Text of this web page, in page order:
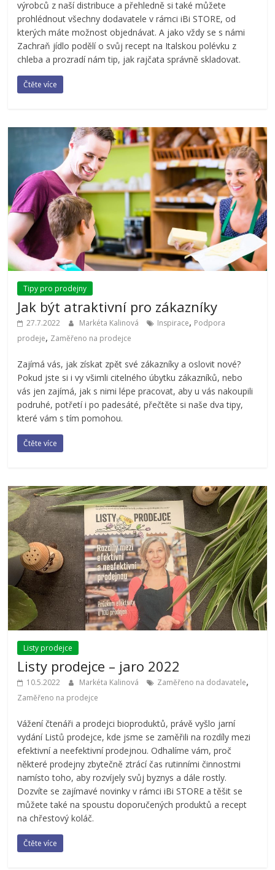
výrobců z naší distribuce a přehledně si také můžete
prohlédnout všechny dodavatele v rámci iBi STORE, od
kterých máte možnost objednávat. A jako vždy se s námi
Zachraň jídlo podělí o svůj recept na Italskou polévku z
chleba a prozradí nám tip, jak rajčata správně skladovat.
Čtěte více
Tipy pro prodejny
Jak být atraktivní pro zákazníky
27.7.2022 Markéta Kalinová Inspirace, Podpora
prodeje, Zaměřeno na prodejce
Zajímá vás, jak získat zpět své zákazníky a oslovit nové?
Pokud jste si i vy všimli citelného úbytku zákazníků, nebo
vás jen zajímá, jak s nimi lépe pracovat, aby u vás nakoupili
podruhé, potřetí i po padesáté, přečtěte si naše dva tipy,
které vám s tím pomohou.
Čtěte více
Listy prodejce
Listy prodejce – jaro 2022
10.5.2022 Markéta Kalinová Zaměřeno na dodavatele,
Zaměřeno na prodejce
Vážení čtenáři a prodejci bioproduktů, právě vyšlo jarní
vydání Listů prodejce, kde jsme se zaměřili na rozdíly mezi
efektivní a neefektivní prodejnou. Odhalíme vám, proč
některé prodejny zbytečně ztrácí čas rutinními činnostmi
namísto toho, aby rozvíjely svůj byznys a dále rostly.
Dozvíte se zajímavé novinky v rámci iBi STORE a těšit se
můžete také na spoustu doporučených produktů a recept
na chřestový koláč.
Čtěte více